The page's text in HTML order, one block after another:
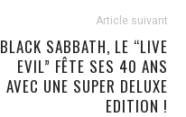
Article suivant
BLACK SABBATH, LE “LIVE
EVIL” FÊTE SES 40 ANS
AVEC UNE SUPER DELUXE
EDITION !